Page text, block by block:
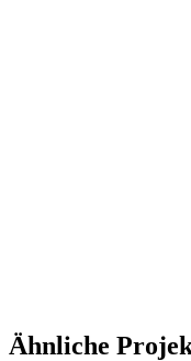
Ähnliche